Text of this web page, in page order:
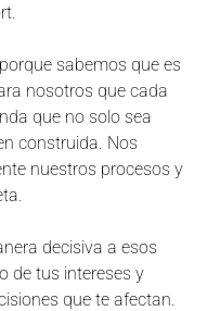
sabemos que es
nosotros que cada
que no solo sea
construida. Nos
nuestros procesos y
decisiva a esos
de tus intereses y
que te afectan.